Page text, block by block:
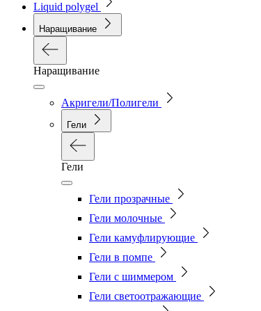
Liquid polygel
Наращивание
Наращивание
Акригели/Полигели
Гели
Гели
Гели прозрачные
Гели молочные
Гели камуфлирующие
Гели в помпе
Гели с шиммером
Гели светоотражающие